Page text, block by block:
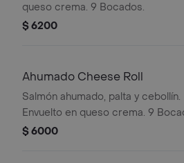
queso crema. 9 Bocados.
$ 6200
Ahumado Cheese Roll
Salmón ahumado, palta y cebollín.
Envuelto en queso crema. 9
$ 6000